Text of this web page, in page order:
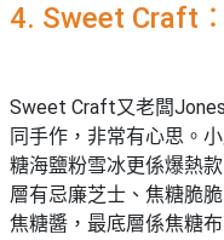
4. Sweet Craft
Sweet Craft又老闆
同手作，非常有心思。
糖海鹽粉雪冰更係爆熱
層有忌廉芝士、焦糖脆
焦糖醬，最底層係焦糖